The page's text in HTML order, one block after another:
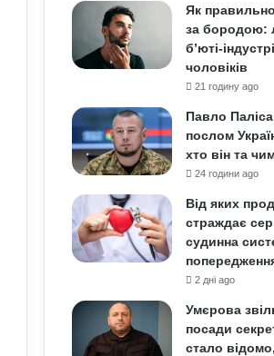
Як
за бородою:
б’юті-
чоловіків
21 годину ago
Павло
послом
хто він та
24 години ago
Від яких
страждає
судинна
2 дні ago
Умєрова
посади
стало